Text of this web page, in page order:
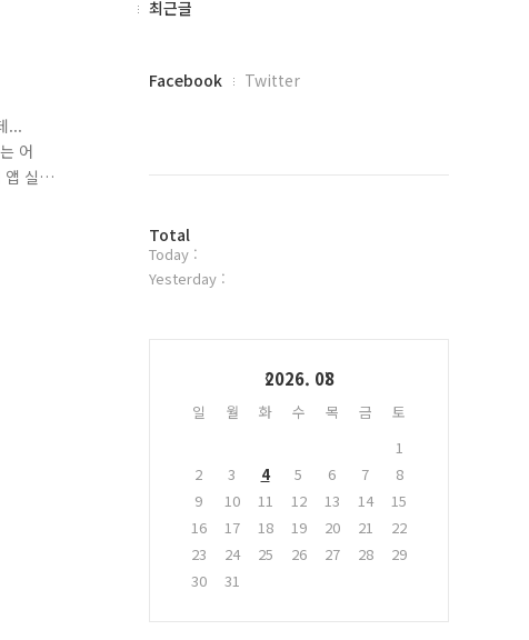
...
어
실
최
최근글
페
플
러
그
Facebook Twitter
방
문
자
Total
Today :
Yesterday :
2026. 08
일 월 화 수 목 금
토
1
2
3 4 5 6 7
8
9
10 11 12 13 14
15
16
17 18 19 20 21
22
23
24 25 26 27 28
29
30
31